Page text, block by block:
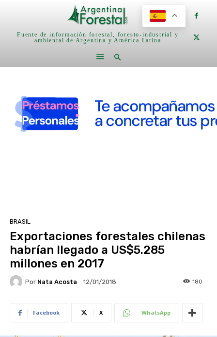
Fuente de información forestal, foresto-industrial y
ambiental de Argentina y América Latina
BRASIL
Exportaciones forestales chilenas
habrían llegado a US$5.285
millones en 2017
Por Nata Acosta 12/01/2018 180
Facebook X WhatsApp